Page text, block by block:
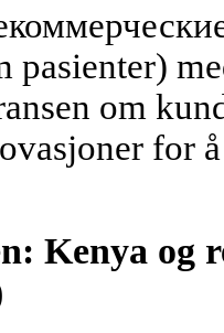
pasienter)
om
for
Kenya og